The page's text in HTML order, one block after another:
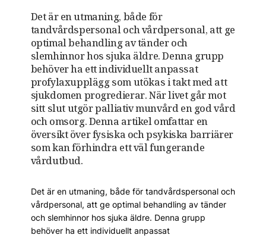
Det är en utmaning, både för
tandvårdspersonal och vårdpersonal, att ge
optimal behandling av tänder och
slemhinnor hos sjuka äldre. Denna grupp
behöver ha ett individuellt anpassat
profylaxupplägg som utökas i takt med att
sjukdomen progredierar. När livet går mot
sitt slut utgör palliativ munvård en god vård
och omsorg. Denna artikel omfattar en
översikt över fysiska och psykiska barriärer
som kan förhindra ett väl fungerande
vårdutbud.
Det är en utmaning, både för tandvårdspersonal och
vårdpersonal, att ge optimal behandling av tänder
och slemhinnor hos sjuka äldre. Denna grupp
behöver ha ett individuellt anpassat